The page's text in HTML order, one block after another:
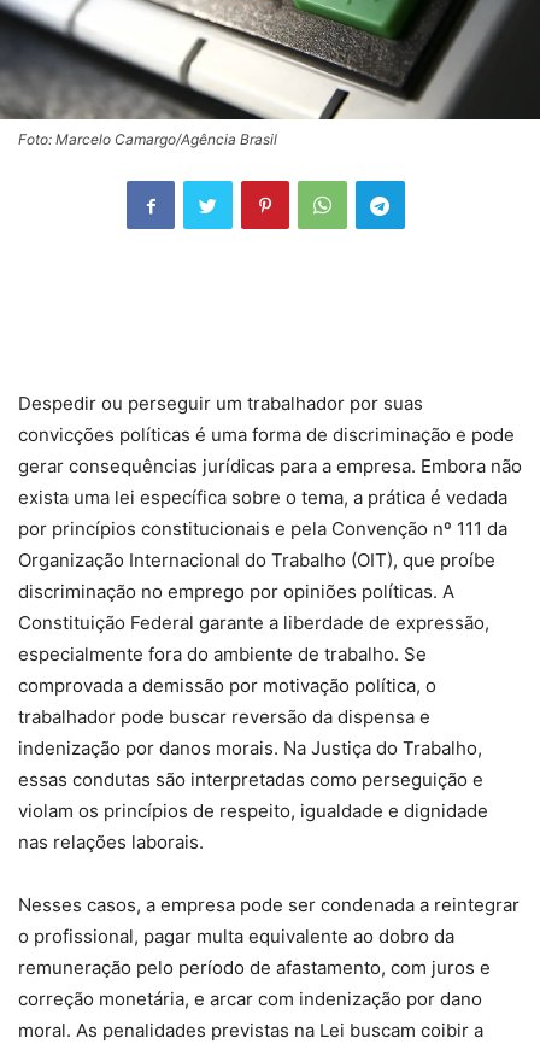
Foto: Marcelo Camargo/Agência Brasil
Despedir ou perseguir um trabalhador por suas
convicções políticas é uma forma de discriminação e pode
gerar consequências jurídicas para a empresa. Embora não
exista uma lei específica sobre o tema, a prática é vedada
por princípios constitucionais e pela Convenção nº 111 da
Organização Internacional do Trabalho (OIT), que proíbe
discriminação no emprego por opiniões políticas. A
Constituição Federal garante a liberdade de expressão,
especialmente fora do ambiente de trabalho. Se
comprovada a demissão por motivação política, o
trabalhador pode buscar reversão da dispensa e
indenização por danos morais. Na Justiça do Trabalho,
essas condutas são interpretadas como perseguição e
violam os princípios de respeito, igualdade e dignidade
nas relações laborais.
Nesses casos, a empresa pode ser condenada a reintegrar
o profissional, pagar multa equivalente ao dobro da
remuneração pelo período de afastamento, com juros e
correção monetária, e arcar com indenização por dano
moral. As penalidades previstas na Lei buscam coibir a